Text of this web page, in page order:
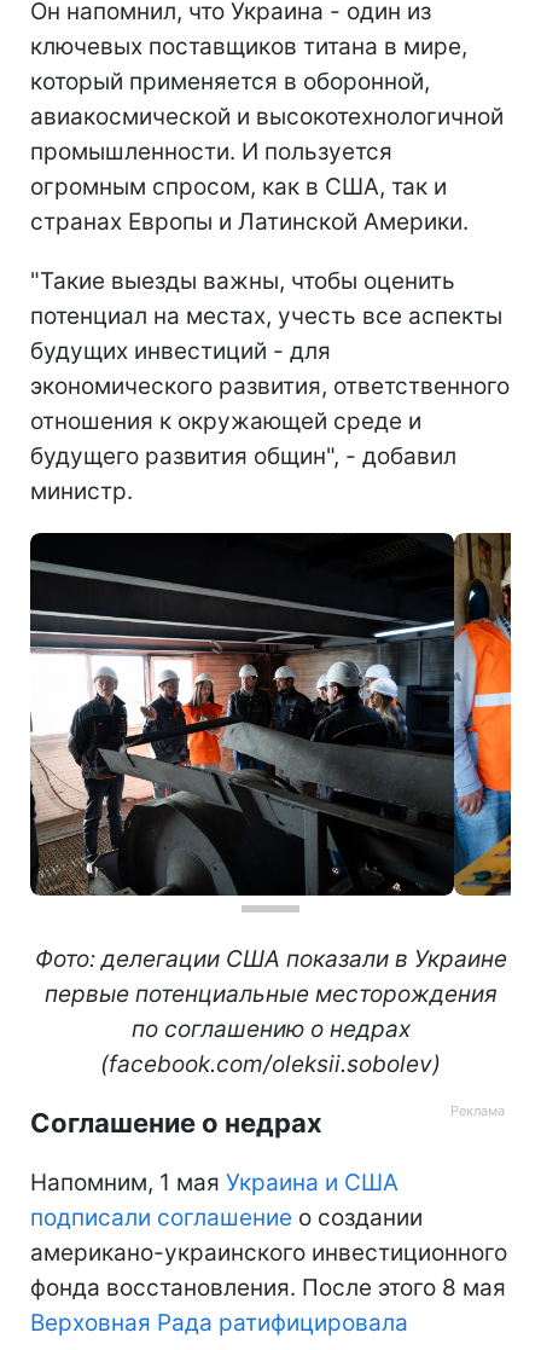
Он напомнил, что Украина - один из
ключевых поставщиков титана в мире,
который применяется в оборонной,
авиакосмической и высокотехнологичной
промышленности. И пользуется
огромным спросом, как в США, так и
странах Европы и Латинской Америки.
"Такие выезды важны, чтобы оценить
потенциал на местах, учесть все аспекты
будущих инвестиций - для
экономического развития, ответственного
отношения к окружающей среде и
будущего развития общин", - добавил
министр.
Фото: делегации США показали в Украине
первые потенциальные месторождения
по соглашению о недрах
(facebook.com/oleksii.sobolev)
Соглашение о недрах
Напомним, 1 мая Украина и США
подписали соглашение о создании
американо-украинского инвестиционного
фонда восстановления. После этого 8 мая
Верховная Рада ратифицировала